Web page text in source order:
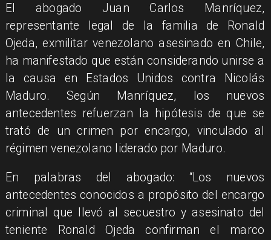
El abogado Juan Carlos Manríquez,
representante legal de la familia de Ronald
Ojeda, exmilitar venezolano asesinado en Chile,
ha manifestado que están considerando unirse a
la causa en Estados Unidos contra Nicolás
Maduro. Según Manríquez, los nuevos
antecedentes refuerzan la hipótesis de que se
trató de un crimen por encargo, vinculado al
régimen venezolano liderado por Maduro.
En palabras del abogado: “Los nuevos
antecedentes conocidos a propósito del encargo
criminal que llevó al secuestro y asesinato del
teniente Ronald Ojeda confirman el marco